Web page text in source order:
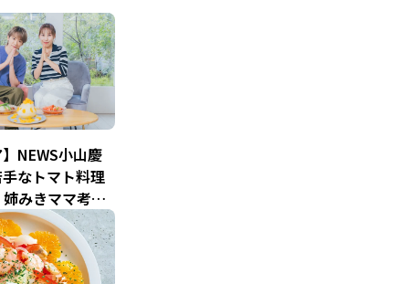
NEWS小山慶
なトマト料理
みきママ考案
そうめん”への